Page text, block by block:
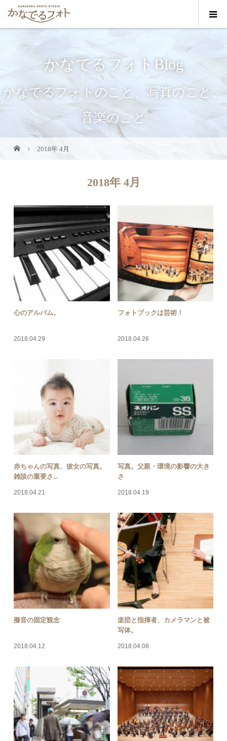
かなでるフォトBlog
かなでるフォトのこと、写真のこと、
音楽のこと
2018年 4月
2018年 4月
心のアルバム。
2018.04.29
フォトブックは芸術！
2018.04.26
赤ちゃんの写真、彼女の写真。
雑談の重要さ...
2018.04.21
写真。父親・環境の影響の大き
さ
2018.04.19
擬音の固定観念
2018.04.12
楽団と指揮者、カメラマンと被
写体。
2018.04.08